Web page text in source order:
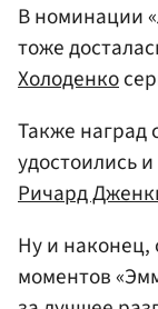
В номинации
тоже
Холоденко
Также наград
удостоились
Ричард
Ну и
моментов